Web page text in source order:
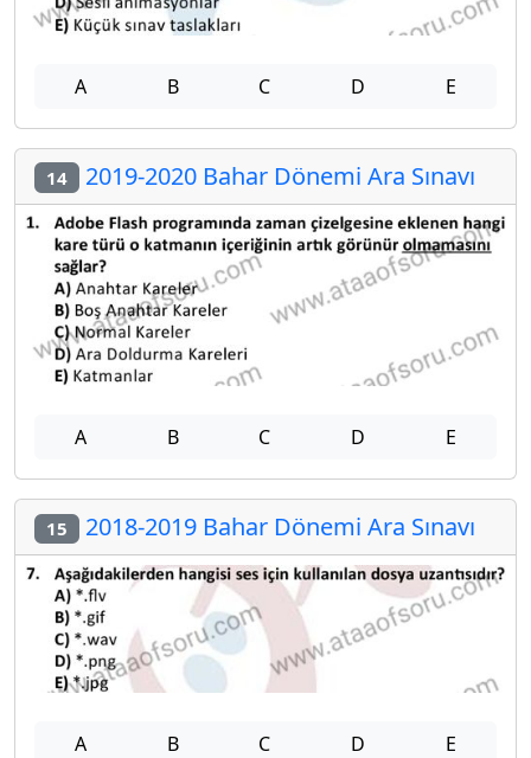
A B C D E
14 2019-2020 Bahar Dönemi Ara Sınavı
A B C D E
15 2018-2019 Bahar Dönemi Ara Sınavı
A B C D E